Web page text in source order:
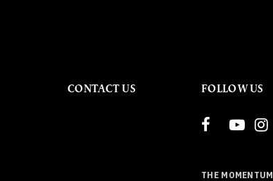
CONTACT US FOLLOW US
THE MOMENTUM